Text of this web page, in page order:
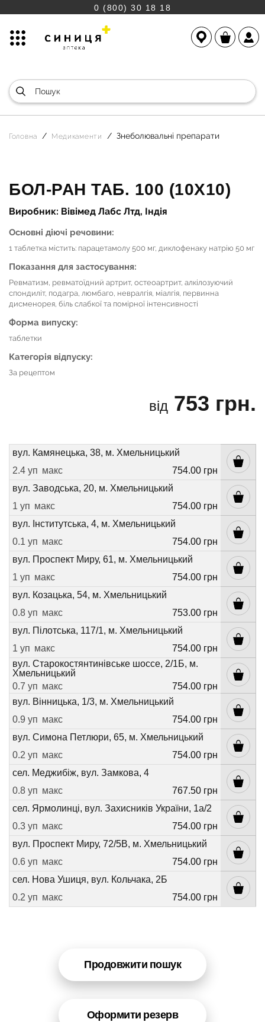
0 (800) 30 18 18
Головна Медикаменти Знеболювальні препарати
БОЛ-РАН ТАБ. 100 (10Х10)
Виробник: Вівімед Лабс Лтд, Індія
Основні діючі речовини:
1 таблетка містить: парацетамолу 500 мг, диклофенаку натрію 50 мг
Показання для застосування:
Ревматизм, ревматоїдний артрит, остеоартрит, алкілозуючий
спондиліт, подагра, люмбаго, невралгія, міалгія, первинна
дисменорея, біль слабкої та помірної інтенсивності
Форма випуску:
таблетки
Категорія відпуску:
За рецептом
від 753 грн.
вул. Камянецька, 38, м. Хмельницький
2.4 уп макс
754.00 грн
вул. Заводська, 20, м. Хмельницький
1 уп макс
754.00 грн
вул. Інститутська, 4, м. Хмельницький
0.1 уп макс
754.00 грн
вул. Проспект Миру, 61, м. Хмельницький
1 уп макс
754.00 грн
вул. Козацька, 54, м. Хмельницький
0.8 уп макс
753.00 грн
вул. Пілотська, 117/1, м. Хмельницький
1 уп макс
754.00 грн
вул. Старокостянтинівське шоссе, 2/1Б, м.
Хмельницький
0.7 уп макс
754.00 грн
вул. Вінницька, 1/3, м. Хмельницький
0.9 уп макс
754.00 грн
вул. Симона Петлюри, 65, м. Хмельницький
0.2 уп макс
754.00 грн
сел. Меджибіж, вул. Замкова, 4
0.8 уп макс
767.50 грн
сел. Ярмолинці, вул. Захисників України, 1а/2
0.3 уп макс
754.00 грн
вул. Проспект Миру, 72/5В, м. Хмельницький
0.6 уп макс
754.00 грн
сел. Нова Ушиця, вул. Кольчака, 2Б
0.2 уп макс 754.00 грн
Продовжити пошук
Оформити резерв